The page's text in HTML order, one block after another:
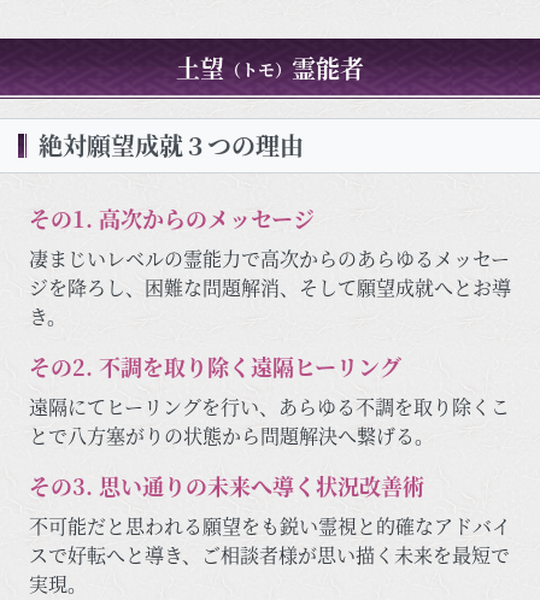
土望 （トモ） 霊能者
絶対願望成就３つの理由
その1. 高次からのメッセージ
凄まじいレベルの霊能力で高次からのあらゆるメッセー
ジを降ろし、困難な問題解消、そして願望成就へとお導
き。
その2. 不調を取り除く遠隔ヒーリング
遠隔にてヒーリングを行い、あらゆる不調を取り除くこ
とで八方塞がりの状態から問題解決へ繋げる。
その3. 思い通りの未来へ導く状況改善術
不可能だと思われる願望をも鋭い霊視と的確なアドバイ
スで好転へと導き、ご相談者様が思い描く未来を最短で
実現。